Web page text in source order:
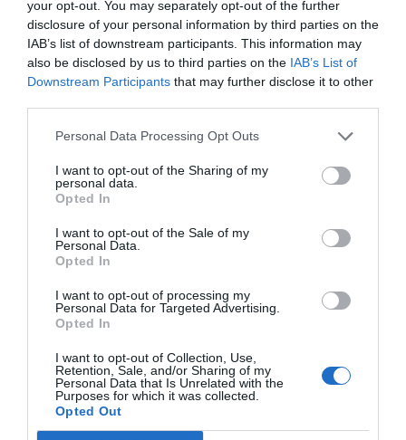
your opt-out. You may separately opt-out of the further
disclosure of your personal information by third parties on the
IAB’s list of downstream participants. This information may
also be disclosed by us to third parties on the IAB’s List of
Downstream Participants that may further disclose it to other
Personal Data Processing Opt Outs
I want to opt-out of the Sharing of my
personal data.
Opted In
I want to opt-out of the Sale of my
Personal Data.
Opted In
I want to opt-out of processing my
Personal Data for Targeted Advertising.
Opted In
I want to opt-out of Collection, Use,
Retention, Sale, and/or Sharing of my
Personal Data that Is Unrelated with the
Purposes for which it was collected.
Opted Out
permitirse unos días de descanso fuera del hogar. Son
indicadores que revelan no soloinsuficiencia de ingresos
sino también ausencia de colchones financieros. La
Pobreza infantil
Si el estancamiento preocupa, la situación de la infancia
riesgo de pobreza o exclusión social. Aunque la cifra
desciende ligeramente respecto al año anterior, el
significado estructural permanece intacto:
uno de cada
tres niños y niñas crece en condiciones de
La pobreza infantil no es solo una cuestión coyuntural, es
un multiplicador intergeneracional de desigualdad. Limita
el acceso a oportunidades educativas, condiciona la salud